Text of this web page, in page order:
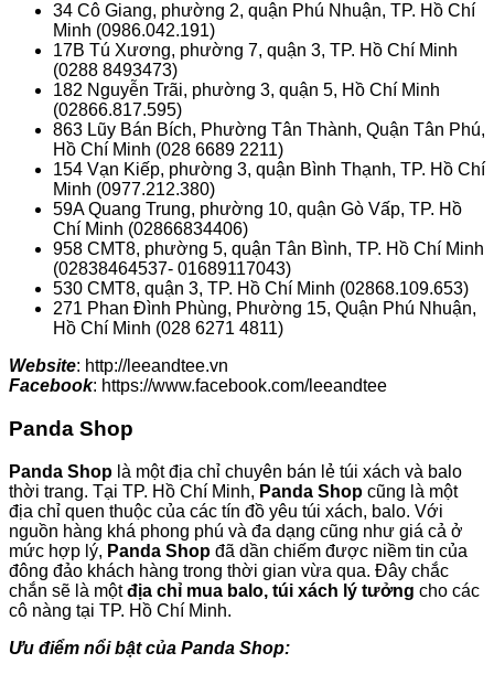
34 Cô Giang, phường 2, quận Phú Nhuận, TP. Hồ Chí
Minh (0986.042.191)
17B Tú Xương, phường 7, quận 3, TP. Hồ Chí Minh
(0288 8493473)
182 Nguyễn Trãi, phường 3, quận 5, Hồ Chí Minh
(02866.817.595)
863 Lũy Bán Bích, Phường Tân Thành, Quận Tân Phú,
Hồ Chí Minh (028 6689 2211)
154 Vạn Kiếp, phường 3, quận Bình Thạnh, TP. Hồ Chí
Minh (0977.212.380)
59A Quang Trung, phường 10, quận Gò Vấp, TP. Hồ
Chí Minh (02866834406)
958 CMT8, phường 5, quận Tân Bình, TP. Hồ Chí Minh
(02838464537- 01689117043)
530 CMT8, quận 3, TP. Hồ Chí Minh (02868.109.653)
271 Phan Đình Phùng, Phường 15, Quận Phú Nhuận,
Hồ Chí Minh (028 6271 4811)
Website: http://leeandtee.vn
Facebook: https://www.facebook.com/leeandtee
Panda Shop
Panda Shop là một địa chỉ chuyên bán lẻ túi xách và balo
thời trang. Tại TP. Hồ Chí Minh, Panda Shop cũng là một
địa chỉ quen thuộc của các tín đồ yêu túi xách, balo. Với
nguồn hàng khá phong phú và đa dạng cũng như giá cả ở
mức hợp lý, Panda Shop đã dần chiếm được niềm tin của
đông đảo khách hàng trong thời gian vừa qua. Đây chắc
chắn sẽ là mộtđịa chỉ mua balo, túi xách lý tưởng cho các
cô nàng tại TP. Hồ Chí Minh.
Ưu điểm nổi bật của Panda Shop: